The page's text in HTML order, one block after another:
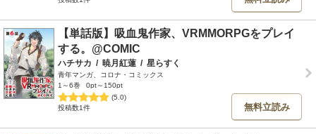
【単話版】吸血鬼作家、VRMMORPGをプレイ
する。@COMIC
ハチサカ / 暁月紅蓮 / 星らすく
青年マンガ、コロナ・コミックス
1～6巻
0pt～150pt
(5.0)
投稿数1件
無料立読み